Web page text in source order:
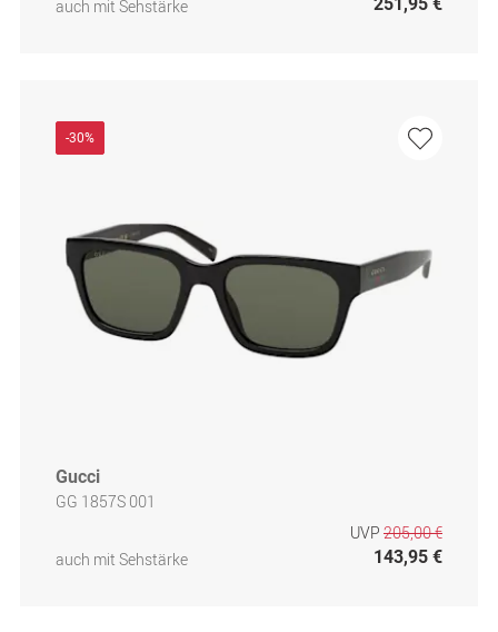
auch mit Sehstärke
-30%
Gucci
GG 1857S 001
auch mit Sehstärke
UVP 205,00 €
143,95 €